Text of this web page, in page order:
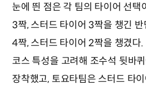
눈에 띈 점은 각 팀의 타이어 선택
3짝, 스터드 타이어 3짝을 챙긴
4짝, 스터드 타이어 2짝을 챙겼다
코스 특성을 고려해 조수석 뒷바
장착했고, 토요타팀은 스터드 타